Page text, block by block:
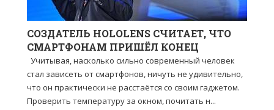
СОЗДАТЕЛЬ HOLOLENS СЧИТАЕТ, ЧТО
СМАРТФОНАМ ПРИШЁЛ КОНЕЦ
Учитывая, насколько сильно современный человек
стал зависеть от смартфонов, ничуть не удивительно,
что он практически не расстаётся со своим гаджетом.
Проверить температуру за окном, почитать н...